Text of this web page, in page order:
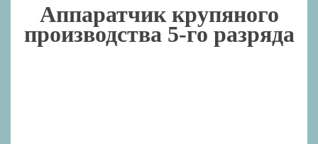
Аппаратчик крупяного
производства 5-го разряда